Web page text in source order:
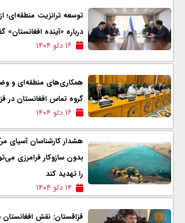
توسعه ترانزیت منطقه‌ای؛
درباره «آینده افغانستان»
۱۶ دلو ۱۴۰۴
همکاری‌های منطقه‌ای و
گروه تماس افغانستان در
۱۶ دلو ۱۴۰۴
هشدار کارشناسان آسیای
بدون سازوکار فرامرزی
را تهدید کند
۱۴ دلو ۱۴۰۴
قزاقستان: نقش